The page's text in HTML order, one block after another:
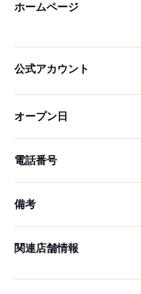
ホームページ
公式アカウント
オープン日
電話番号
備考
関連店舗情報